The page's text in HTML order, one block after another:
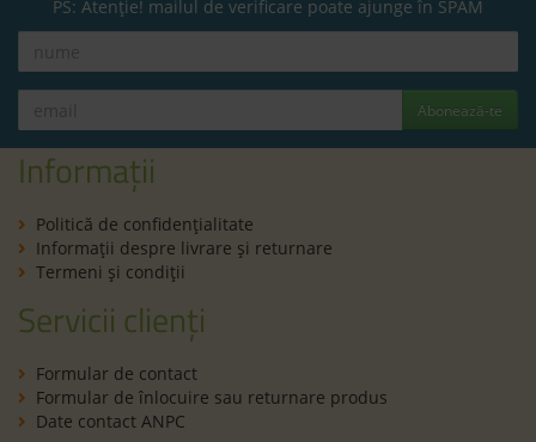
PS: Atenție! mailul de verificare poate ajunge în SPAM
Abonează-te
Informații
Politică de confidenţialitate
Informaţii despre livrare și returnare
Termeni şi condiţii
Servicii clienți
Formular de contact
Formular de înlocuire sau returnare produs
Date contact ANPC